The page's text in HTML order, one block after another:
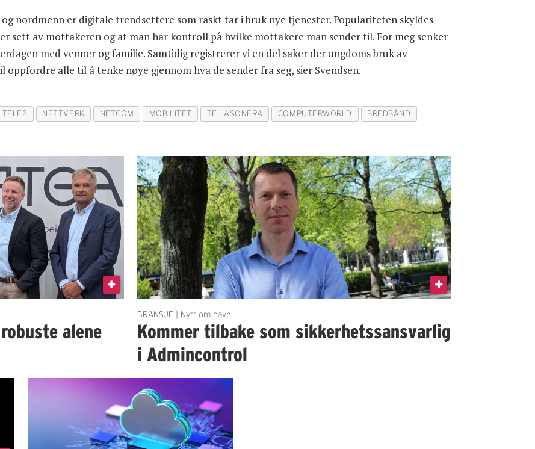
nordmenn er digitale trendsettere som raskt tar i bruk nye tjenester. Populariteten skyldes
sett av mottakeren og at man har kontroll på hvilke mottakere man sender til. For meg senker
med venner og familie. Samtidig registrerer vi en del saker der ungdoms bruk av
oppfordre alle til å tenke nøye gjennom hva de sender fra seg, sier Svendsen.
TELE2 NETTVERK NETCOM MOBILITET TELIASONERA COMPUTERWORLD BREDBÅND
alene
BRANSJE | Nytt om navn
Kommer tilbake som sikkerhetssansvarlig
i Admincontrol